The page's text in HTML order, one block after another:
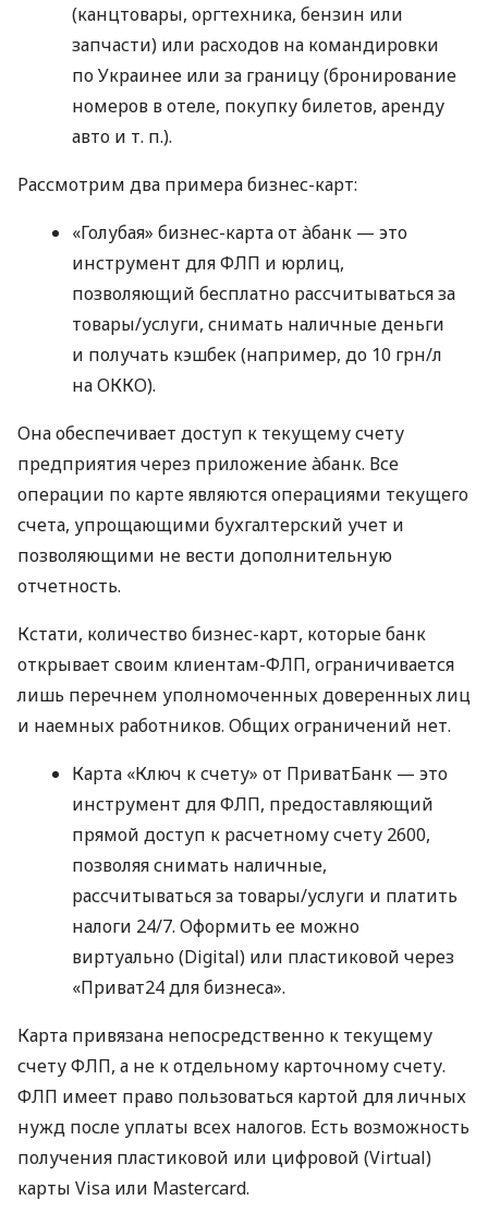
(канцтовары, оргтехника, бензин или
запчасти) или расходов на командировки
по Украинее или за границу (бронирование
номеров в отеле, покупку билетов, аренду
авто и т. п.).
Рассмотрим два примера бизнес-карт:
«Голубая» бизнес-карта от àбанк — это
инструмент для ФЛП и юрлиц,
позволяющий бесплатно рассчитываться за
товары/услуги, снимать наличные деньги
и получать кэшбек (например, до 10 грн/л
на ОККО).
Она обеспечивает доступ к текущему счету
предприятия через приложение àбанк. Все
операции по карте являются операциями текущего
счета, упрощающими бухгалтерский учет и
позволяющими не вести дополнительную
отчетность.
Кстати, количество бизнес-карт, которые банк
открывает своим клиентам-ФЛП, ограничивается
лишь перечнем уполномоченных доверенных лиц
и наемных работников. Общих ограничений нет.
Карта «Ключ к счету» от ПриватБанк — это
инструмент для ФЛП, предоставляющий
прямой доступ к расчетному счету 2600,
позволяя снимать наличные,
рассчитываться за товары/услуги и платить
налоги 24/7. Оформить ее можно
виртуально (Digital) или пластиковой через
«Приват24 для бизнеса».
Карта привязана непосредственно к текущему
счету ФЛП, а не к отдельному карточному счету.
ФЛП имеет право пользоваться картой для личных
нужд после уплаты всех налогов. Есть возможность
получения пластиковой или цифровой (Virtual)
карты Visa или Mastercard.